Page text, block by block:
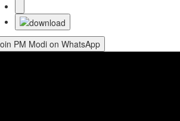
PM Modi on WhatsApp